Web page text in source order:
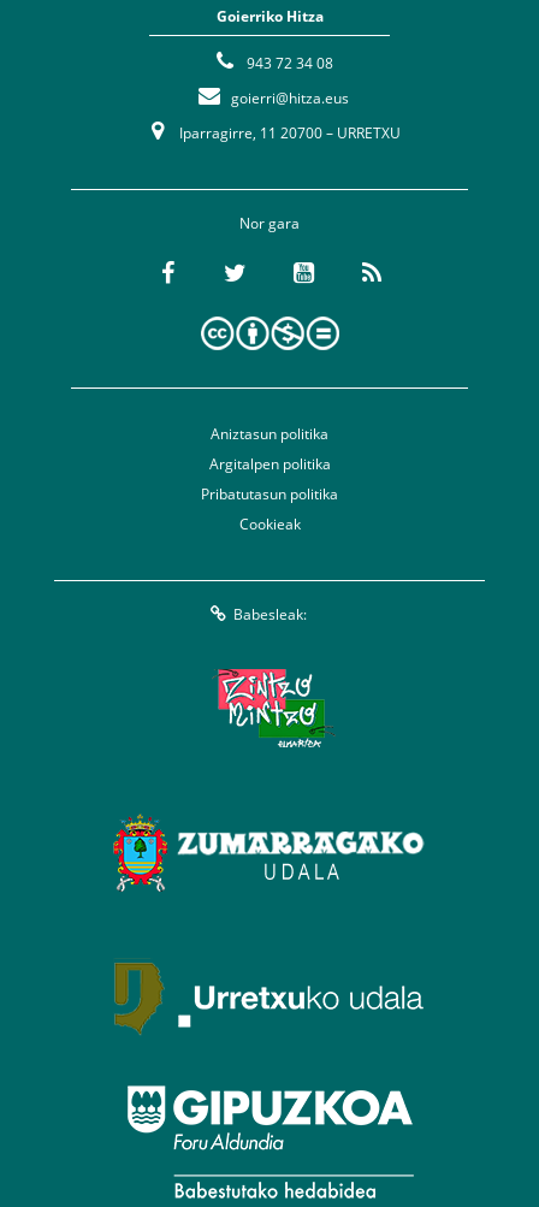
Goierriko Hitza
943 72 34 08
goierri@hitza.eus
Iparragirre, 11 20700 – URRETXU
Nor gara
Aniztasun politika
Argitalpen politika
Pribatutasun politika
Cookieak
Babesleak: